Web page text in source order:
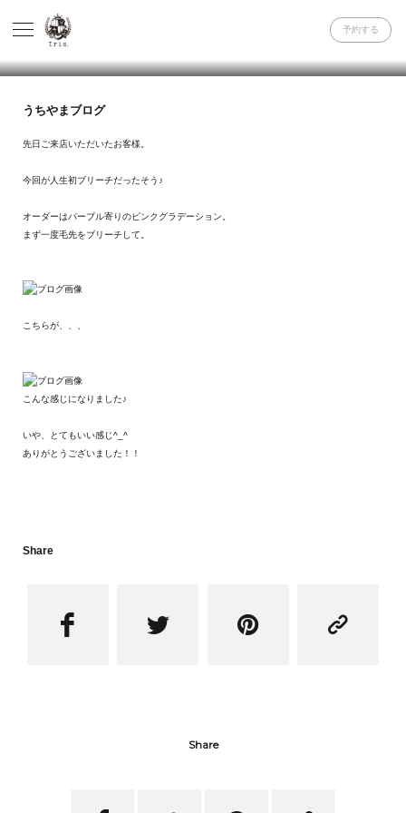
予約する
うちやまブログ
先日ご来店いただいたお客様。
今回が人生初ブリーチだったそう♪
オーダーはパープル寄りのピンクグラデーション。
まず一度毛先をブリーチして。
こちらが、、、
こんな感じになりました♪
いや、とてもいい感じ^_^
ありがとうございました！！
Share
   
Share